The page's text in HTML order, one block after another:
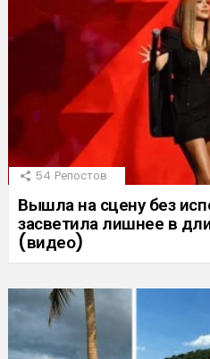
54 Репостов
Вышла на сцену без
засветила лишнее в
(видео)